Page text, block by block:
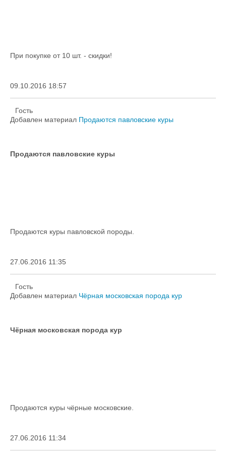
При покупке от 10 шт. - скидки!
09.10.2016 18:57
Гость
Добавлен материал Продаются павловские куры
Продаются павловские куры
Продаются куры павловской породы.
27.06.2016 11:35
Гость
Добавлен материал Чёрная московская порода кур
Чёрная московская порода кур
Продаются куры чёрные московские.
27.06.2016 11:34